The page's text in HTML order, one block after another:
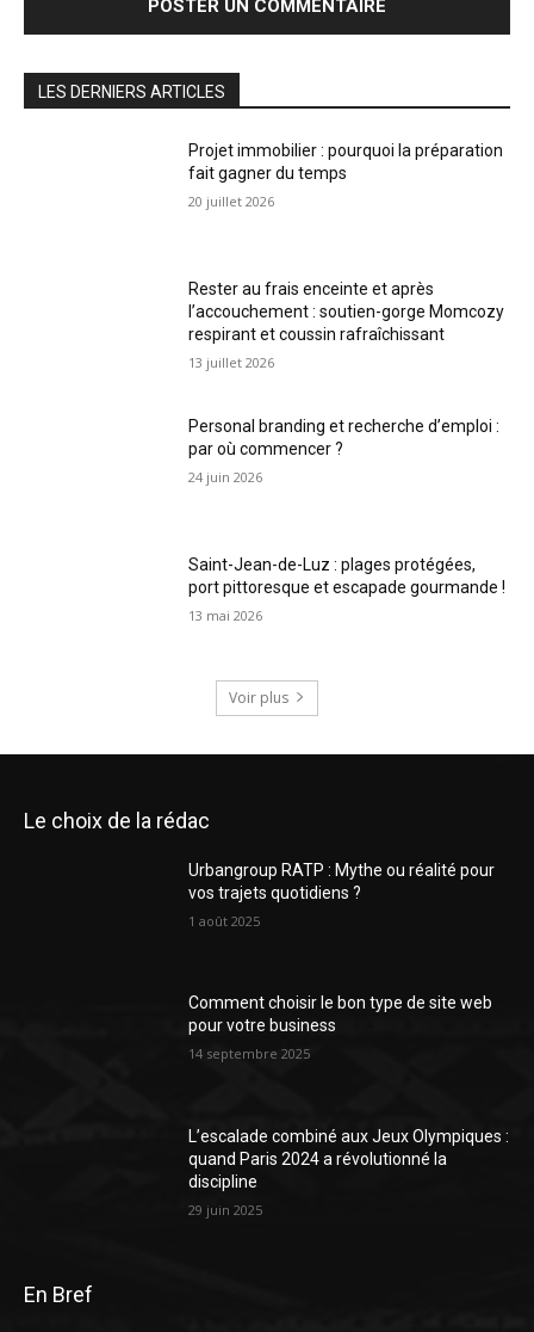
LES DERNIERS ARTICLES
Projet immobilier : pourquoi la préparation
fait gagner du temps
20 juillet 2026
Rester au frais enceinte et après
l’accouchement : soutien-gorge Momcozy
respirant et coussin rafraîchissant
13 juillet 2026
Personal branding et recherche d’emploi :
par où commencer ?
24 juin 2026
Saint-Jean-de-Luz : plages protégées,
port pittoresque et escapade gourmande !
13 mai 2026
Voir plus
Le choix de la rédac
Urbangroup RATP : Mythe ou réalité pour
vos trajets quotidiens ?
1 août 2025
Comment choisir le bon type de site web
pour votre business
14 septembre 2025
L’escalade combiné aux Jeux Olympiques :
quand Paris 2024 a révolutionné la
discipline
29 juin 2025
En Bref